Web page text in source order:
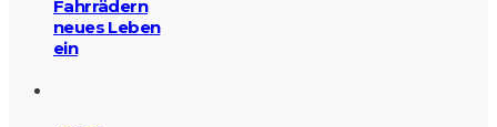
Fahrrädern
neues Leben
ein